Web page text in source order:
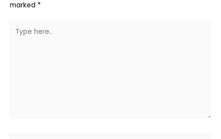
marked *
here..